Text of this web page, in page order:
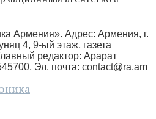
Армения». Адрес: Армения, г.
4, 9-ый этаж, газета
редактор: Арарат
Эл. почта: contact@ra.am